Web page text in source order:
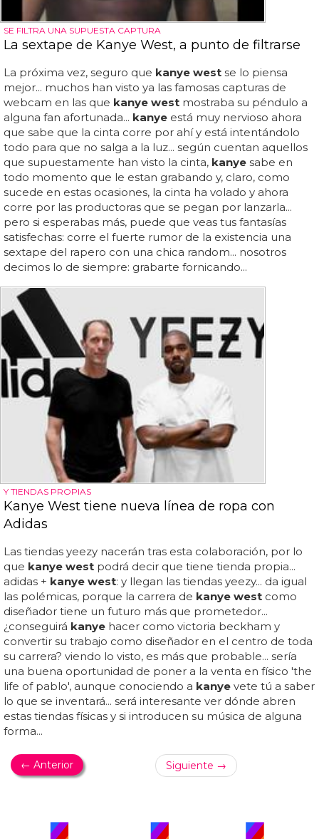
SE FILTRA UNA SUPUESTA CAPTURA
La sextape de Kanye West, a punto de filtrarse
La próxima vez, seguro que kanye west se lo piensa
mejor... muchos han visto ya las famosas capturas de
webcam en las que kanye west mostraba su péndulo a
alguna fan afortunada... kanye está muy nervioso ahora
que sabe que la cinta corre por ahí y está intentándolo
todo para que no salga a la luz... según cuentan aquellos
que supuestamente han visto la cinta, kanye sabe en
todo momento que le estan grabando y, claro, como
sucede en estas ocasiones, la cinta ha volado y ahora
corre por las productoras que se pegan por lanzarla...
pero si esperabas más, puede que veas tus fantasías
satisfechas: corre el fuerte rumor de la existencia una
sextape del rapero con una chica random... nosotros
decimos lo de siempre: grabarte fornicando...
Y TIENDAS PROPIAS
Kanye West tiene nueva línea de ropa con
Adidas
Las tiendas yeezy nacerán tras esta colaboración, por lo
que kanye west podrá decir que tiene tienda propia...
adidas + kanye west: y llegan las tiendas yeezy... da igual
las polémicas, porque la carrera de kanye west como
diseñador tiene un futuro más que prometedor...
¿conseguirá kanye hacer como victoria beckham y
convertir su trabajo como diseñador en el centro de toda
su carrera? viendo lo visto, es más que probable... sería
una buena oportunidad de poner a la venta en físico 'the
life of pablo', aunque conociendo a kanye vete tú a saber
lo que se inventará... será interesante ver dónde abren
estas tiendas físicas y si introducen su música de alguna
forma...
← Anterior Siguiente →